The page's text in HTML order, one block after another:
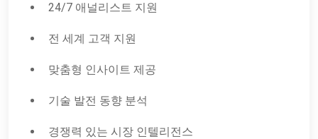
24/7 애널리스트 지원
전 세계 고객 지원
맞춤형 인사이트 제공
기술 발전 동향 분석
경쟁력 있는 시장 인텔리전스